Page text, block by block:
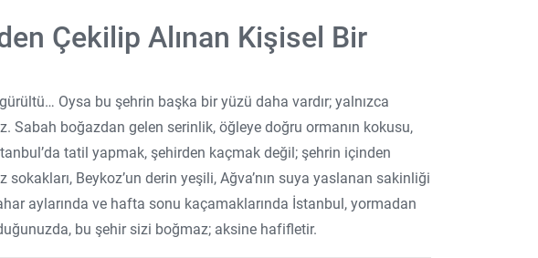
Çekilip Alınan Kişisel Bir
Oysa bu şehrin başka bir yüzü daha vardır; yalnızca
Sabah boğazdan gelen serinlik, öğleye doğru ormanın kokusu,
tatil yapmak, şehirden kaçmak değil; şehrin içinden
sokakları, Beykoz’un derin yeşili, Ağva’nın suya yaslanan sakinliği
aylarında ve hafta sonu kaçamaklarında İstanbul, yormadan
bu şehir sizi boğmaz; aksine hafifletir.